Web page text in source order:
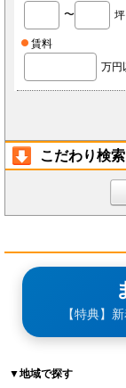
〜
坪
賃料
万円
こだわり検索
【特典】
▼地域で探す